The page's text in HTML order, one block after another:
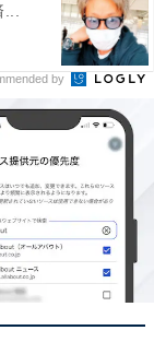
...
by